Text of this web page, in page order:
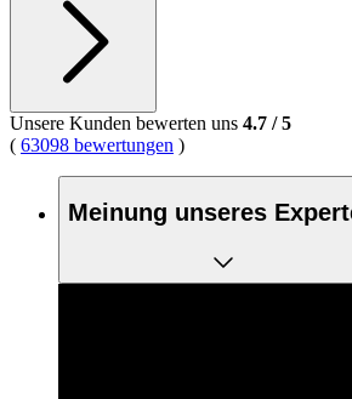
Unsere Kunden bewerten uns 4.7 /5
( 63098 bewertungen )
Meinung unseres